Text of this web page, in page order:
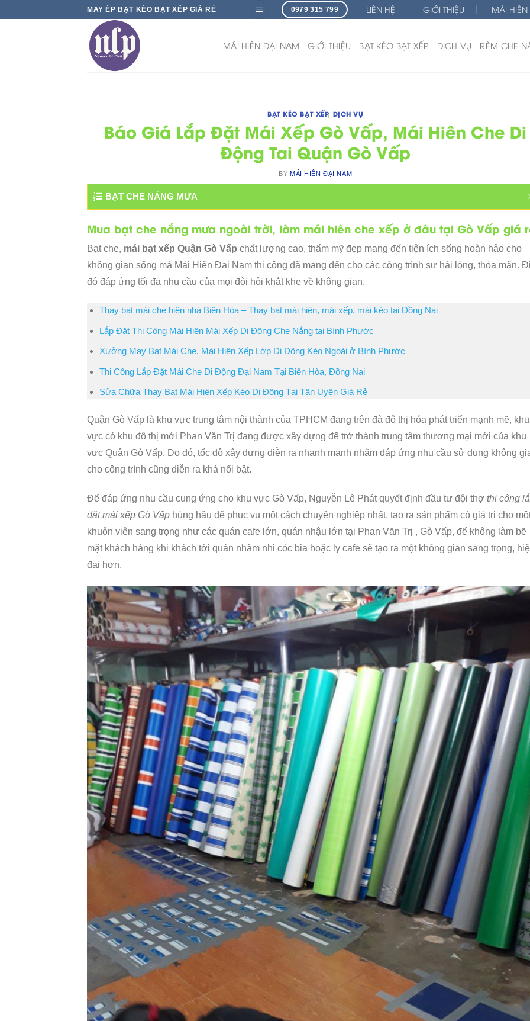
to
MAY ÉP BẠT KÉO BẠT XẾP GIÁ RẺ 0979 315 799 LIÊN HỆ GIỚI THIỆU MÁI HIÊN
MÁI HIÊN ĐẠI NAM GIỚI THIỆU BẠT KÉO BẠT XẾP DỊCH VỤ RÈM CHE
BẠT KÉO BẠT XẾP, DỊCH VỤ
Báo Giá Lắp Đặt Mái Xếp Gò Vấp, Mái Hiên Che Di
Động Tai Quận Gò Vấp
BYMÁI HIÊN ĐẠI NAM
BẠT CHE NẮNG MƯA
Mua bạt che nắng mưa ngoài trời, làm mái hiên che xếp ở đâu tại Gò Vấp giá
Bạt che, mái bạt xếp Quận Gò Vấp chất lượng cao, thẩm mỹ đẹp mang đến tiện ích sống hoàn hảo cho
không gian sống mà Mái Hiên Đại Nam thi công đã mang đến cho các công trình sự hài lòng, thỏa mãn.
đó đáp ứng tối đa nhu cầu của mọi đòi hỏi khắt khe về không gian.
Thay bạt mái che hiên nhà Biên Hòa – Thay bạt mái hiên, mái xếp, mái kéo tại Đồng Nai
Lắp Đặt Thi Công Mái Hiên Mái Xếp Di Động Che Nắng tại Bình Phước
Xưởng May Bạt Mái Che, Mái Hiên Xếp Lớp Di Động Kéo Ngoài ở Bình Phước
Thi Công Lắp Đặt Mái Che Di Động Đại Nam Tại Biên Hòa, Đồng Nai
Sửa Chữa Thay Bạt Mái Hiên Xếp Kéo Di Động Tại Tân Uyên Giá Rẻ
Quận Gò Vấp là khu vực trung tâm nội thành của TPHCM đang trên đà đô thị hóa phát triển mạnh mẽ, khu
vực có khu đô thị mới Phan Văn Trị đang được xây dựng để trở thành trung tâm thương mại mới của khu
vực Quận Gò Vấp. Do đó, tốc độ xây dựng diễn ra nhanh mạnh nhằm đáp ứng nhu cầu sử dụng không
cho công trình cũng diễn ra khá nổi bật.
Để đáp ứng nhu cầu cung ứng cho khu vực Gò Vấp, Nguyễn Lê Phát quyết định đầu tư đội thợ thi công
đặt mái xếp Gò Vấp hùng hậu để phục vụ một cách chuyên nghiệp nhất, tạo ra sản phẩm có giá trị cho
khuôn viên sang trọng như các quán cafe lớn, quán nhậu lớn tại Phan Văn Trị , Gò Vấp, để không làm bẽ
mặt khách hàng khi khách tới quán nhâm nhi cóc bia hoặc ly cafe sẽ tạo ra một không gian sang trọng,
đại hơn.